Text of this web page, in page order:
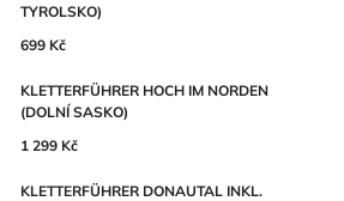
TYROLSKO)
699 Kč
KLETTERFÜHRER HOCH IM NORDEN
(DOLNÍ SASKO)
1 299 Kč
KLETTERFÜHRER DONAUTAL INKL.